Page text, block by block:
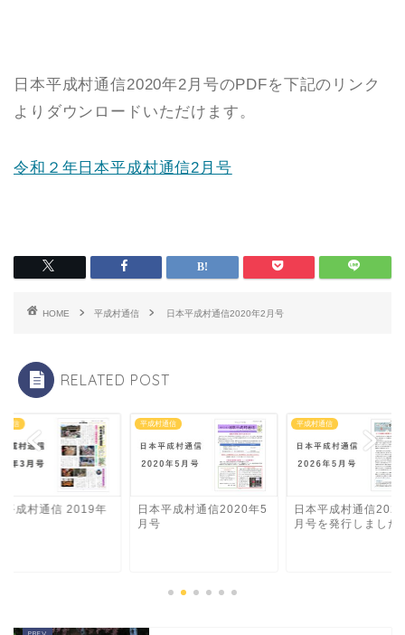
日本平成村通信2020年2月号のPDFを下記のリンク
よりダウンロードいただけます。
令和２年日本平成村通信2月号
HOME 平成村通信 日本平成村通信2020年2月号
RELATED POST
通信
平成村通信 2019年
平成村通信
日本平成村通信2020年5
月号
平成村通信
日本平成村通信
月号を発行しました